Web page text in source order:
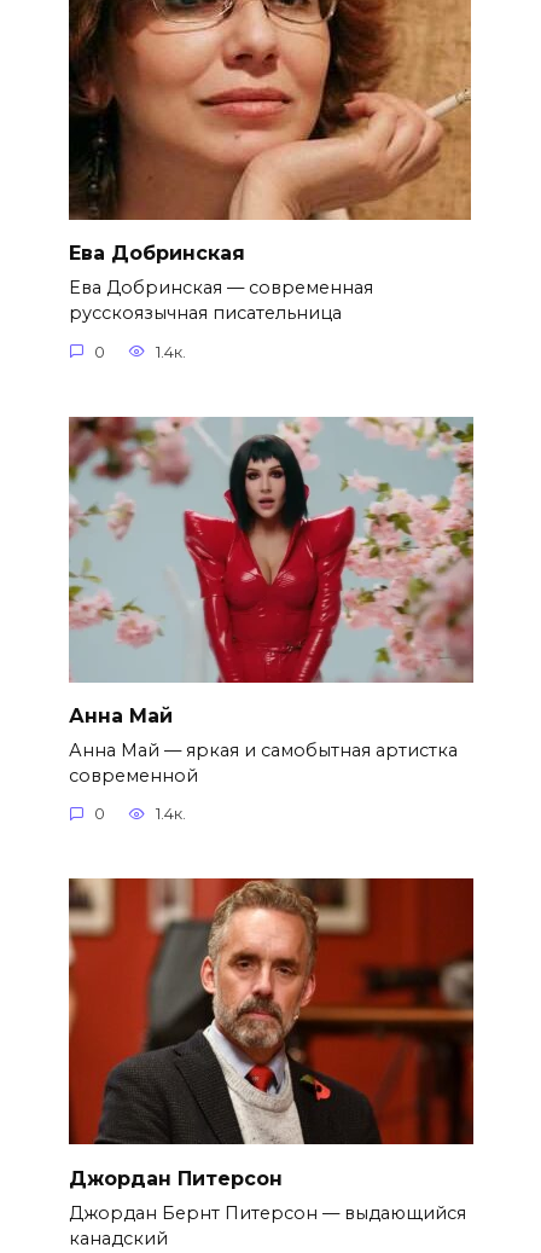
Ева Добринская
Ева Добринская — современная
русскоязычная писательница
0 1.4к.
Анна Май
Анна Май — яркая и самобытная артистка
современной
0 1.4к.
Джордан Питерсон
Джордан Бернт Питерсон — выдающийся
канадский